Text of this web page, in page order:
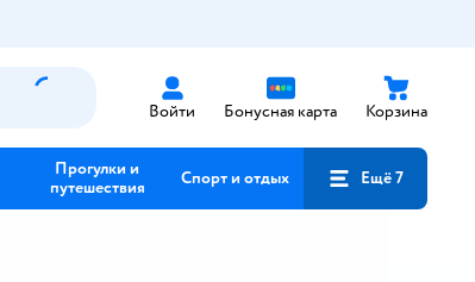
Войти Бонусная карта Корзина
Прогулки и
путешествия
Спорт и отдых Ещё 7